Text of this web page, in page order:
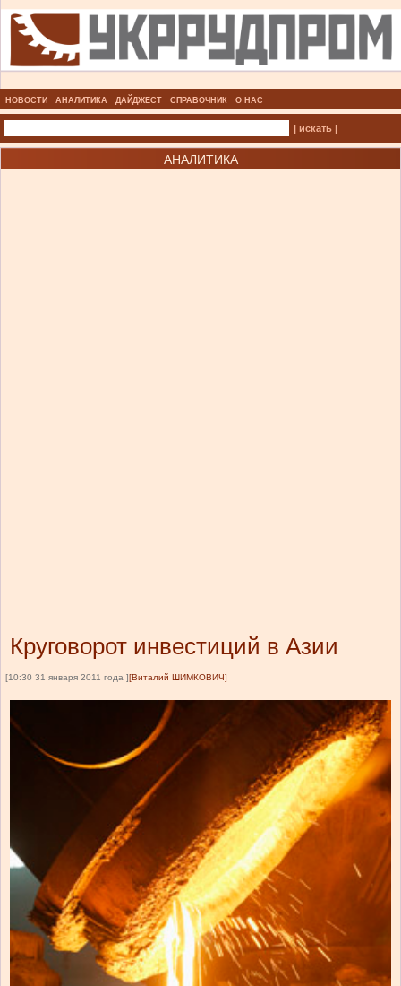
НОВОСТИ АНАЛИТИКА ДАЙДЖЕСТ СПРАВОЧНИК О НАС
| искать |
АНАЛИТИКА
Круговорот инвестиций в Азии
[10:30 31 января 2011 года ] [Виталий ШИМКОВИЧ]